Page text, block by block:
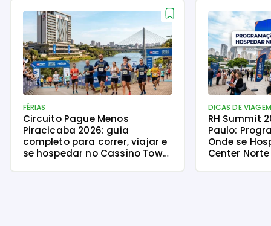
FÉRIAS
Circuito Pague Menos
Piracicaba 2026: guia
completo para correr, viajar e
se hospedar no Cassino Tower
DICAS DE VIAGEM
RH Summit
Paulo:
Onde se
Center Norte